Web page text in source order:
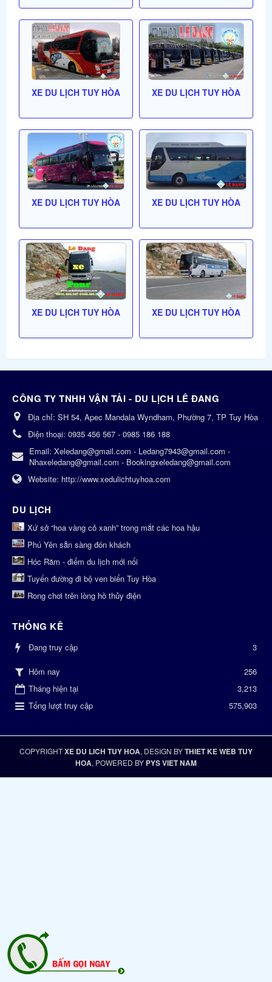
XE DU LỊCH TUY HÒA XE DU LỊCH TUY HÒA
XE DU LỊCH TUY HÒA XE DU LỊCH TUY HÒA
XE DU LỊCH TUY HÒA XE DU LỊCH TUY HÒA
CÔNG TY TNHH VẬN TẢI - DU LỊCH LÊ ĐANG
Địa chỉ: SH 54, Apec Mandala Wyndham, Phường 7, TP Tuy Hòa
Điện thoại: 0935 456 567 - 0985 186 188
Email: Xeledang@gmail.com - Ledang7943@gmail.com -
Nhaxeledang@gmail.com - Bookingxeledang@gmail.com
Website: http://www.xedulichtuyhoa.com
DU LỊCH
Xứ sở “hoa vàng cỏ xanh” trong mắt các hoa hậu
Phú Yên sẵn sàng đón khách
Hóc Răm - điểm du lịch mới nổi
Tuyến đường đi bộ ven biển Tuy Hòa
Rong chơi trên lòng hồ thủy điện
THỐNG KÊ
Đang truy cập 3
Hôm nay
256
Tháng hiện tại
3,213
Tổng lượt truy cập
575,903
COPYRIGHTXE DU LICH TUY HOA, DESIGN BYTHIET KE WEB TUY
HOA, POWERED BY PYS VIET NAM